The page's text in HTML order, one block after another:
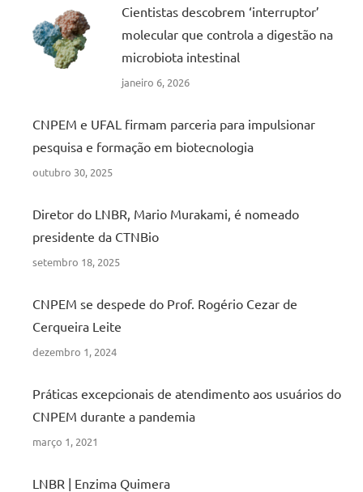
Cientistas descobrem ‘interruptor’
molecular que controla a digestão na
microbiota intestinal
janeiro 6, 2026
CNPEM e UFAL firmam parceria para impulsionar
pesquisa e formação em biotecnologia
outubro 30, 2025
Diretor do LNBR, Mario Murakami, é nomeado
presidente da CTNBio
setembro 18, 2025
CNPEM se despede do Prof. Rogério Cezar de
Cerqueira Leite
dezembro 1, 2024
Práticas excepcionais de atendimento aos usuários do
CNPEM durante a pandemia
março 1, 2021
LNBR | Enzima Quimera